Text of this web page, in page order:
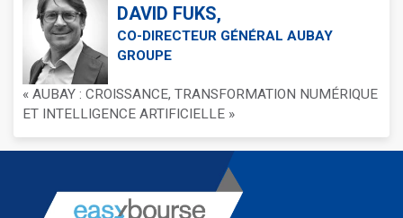
DAVID FUKS,
CO-DIRECTEUR GÉNÉRAL AUBAY
GROUPE
« AUBAY : CROISSANCE, TRANSFORMATION NUMÉRIQUE
ET INTELLIGENCE ARTIFICIELLE »